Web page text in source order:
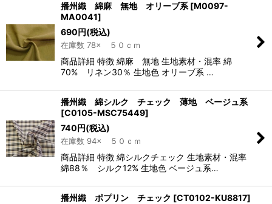
播州織 綿麻 無地 オリーブ系 [M0097-
MA0041]
690円(税込)
在庫数 78× ５０ｃｍ
商品詳細 特徴 綿麻 無地 生地素材・混率 綿
70% リネン30％ 生地色 オリーブ系 …
播州織 綿シルク チェック 薄地 ベージュ系
[C0105-MSC75449]
740円(税込)
在庫数 94× ５０ｃｍ
商品詳細 特徴 綿シルクチェック 生地素材・混率
綿88％ シルク12% 生地色 ベージュ系…
播州織 ポプリン チェック [CT0102-KU8817]